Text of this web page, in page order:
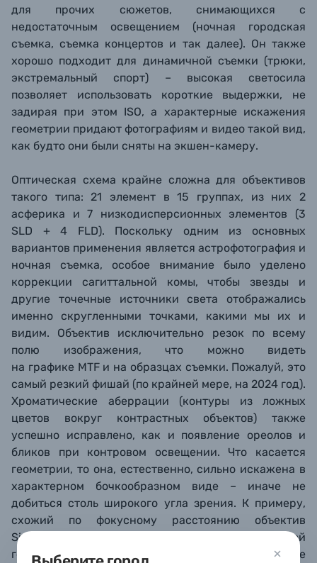
для прочих сюжетов, снимающихся с
недостаточным освещением (ночная городская
съемка, съемка концертов и так далее). Он также
хорошо подходит для динамичной съемки (трюки,
экстремальный спорт) – высокая светосила
позволяет использовать короткие выдержки, не
задирая при этом ISO, а характерные искажения
геометрии придают фотографиям и видео такой вид,
как будто они были сняты на экшен-камеру.
Оптическая схема крайне сложна для объективов
такого типа: 21 элемент в 15 группах, из них 2
асферика и 7 низкодисперсионных элементов (3
SLD + 4 FLD). Поскольку одним из основных
вариантов применения является астрофотография и
ночная съемка, особое внимание было уделено
коррекции сагиттальной комы, чтобы звезды и
другие точечные источники света отображались
именно скругленными точками, какими мы их и
видим. Объектив исключительно резок по всему
полю изображения, что можно видеть
на графике MTF и на образцах съемки. Пожалуй, это
самый резкий фишай (по крайней мере, на 2024 год).
Хроматические аберрации (контуры из ложных
цветов вокруг контрастных объектов) также
успешно исправлено, как и появление ореолов и
бликов при контровом освещении. Что касается
геометрии, то она, естественно, сильно искажена в
характерном бочкообразном виде – иначе не
добиться столь широкого угла зрения. К примеру,
схожий по фокусному расстоянию объектив
Sigma
14mm F1.4 DG DN Art (с исправленной
геометрией) имеет поле зрения всего 114.2° – не